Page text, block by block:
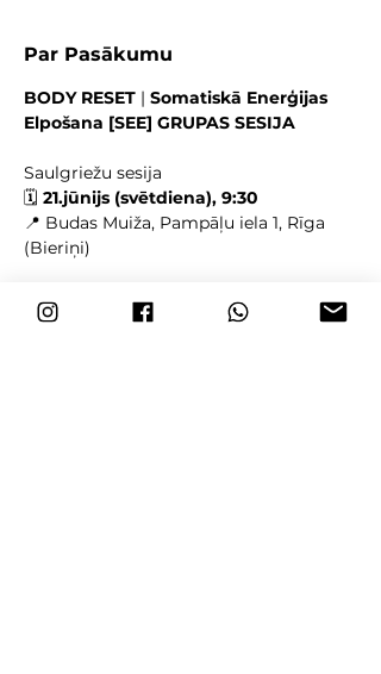
Par Pasākumu
BODY RESET | Somatiskā Enerģijas
Elpošana [SEE] GRUPAS SESIJA
Saulgriežu sesija
🗓️ 21.jūnijs (svētdiena), 9:30
📍 Budas Muiža, Pampāļu iela 1, Rīga
(Bieriņi)
Iemācīt ķermenim to, ko prāts jau
zina